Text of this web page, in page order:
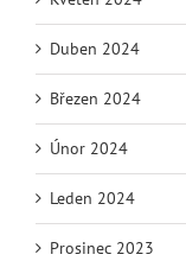
Duben 2024
Březen 2024
Únor 2024
Leden 2024
Prosinec 2023